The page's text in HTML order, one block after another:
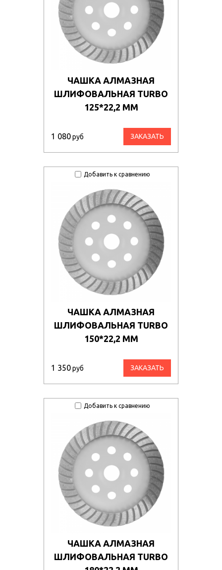
ЧАШКА АЛМАЗНАЯ
ШЛИФОВАЛЬНАЯ TURBO
125*22,2 ММ
1 080руб ЗАКАЗАТЬ
Добавить к сравнению
ЧАШКА АЛМАЗНАЯ
ШЛИФОВАЛЬНАЯ TURBO
150*22,2 ММ
1 350руб ЗАКАЗАТЬ
Добавить к сравнению
ЧАШКА АЛМАЗНАЯ
ШЛИФОВАЛЬНАЯ TURBO